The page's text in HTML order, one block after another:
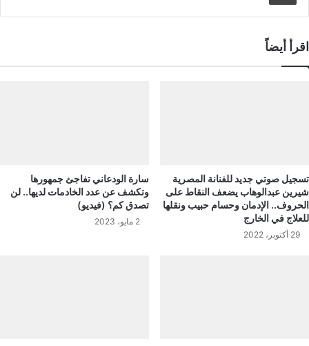
اقرأ أيضاً
تسجيل صوتي جديد للفنانة المصرية
شيرين عبدالوهاب يضعف النقاط على
الحروف.. الإدمان وحسام حبيب ونقلها
للعلاج في الخارج
29 أكتوبر، 2022
سارة الودعاني تفاجئ جمهورها
وتكشف عن عدد الخادمات لديها.. لن
تصدق كم؟ (فيديو)
2 مايو، 2023